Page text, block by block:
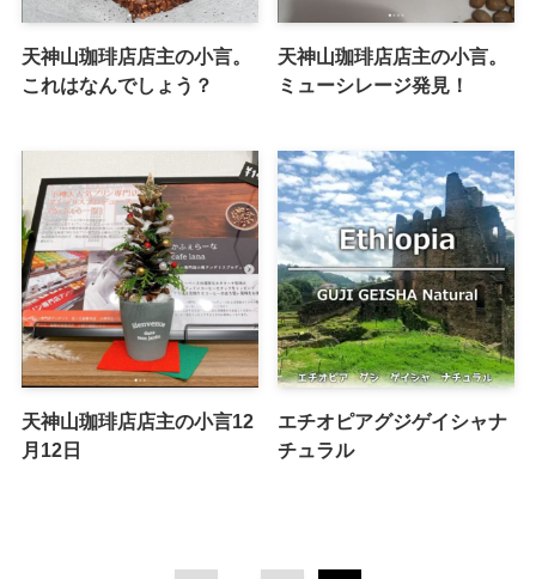
天神山珈琲店店主の小言。
これはなんでしょう？
天神山珈琲店店主の小言。
ミューシレージ発見！
天神山珈琲店店主の小言12
月12日
エチオピアグジゲイシャナ
チュラル